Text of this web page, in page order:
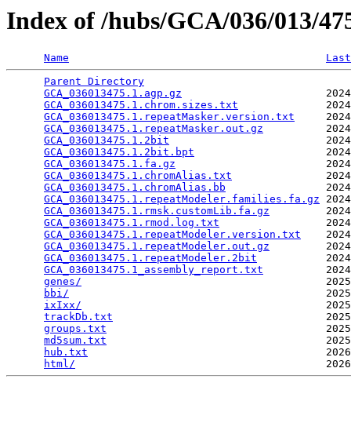
Index of /hubs/GCA/036/013/
Name
Parent Directory
GCA_036013475.1.agp.gz
GCA_036013475.1.chrom.sizes.txt
GCA_036013475.1.repeatMasker.version.txt
GCA_036013475.1.repeatMasker.out.gz
GCA_036013475.1.2bit
GCA_036013475.1.2bit.bpt
GCA_036013475.1.fa.gz
GCA_036013475.1.chromAlias.txt
GCA_036013475.1.chromAlias.bb
GCA_036013475.1.repeatModeler.families.fa.gz
GCA_036013475.1.rmsk.customLib.fa.gz
GCA_036013475.1.rmod.log.txt
GCA_036013475.1.repeatModeler.version.txt
GCA_036013475.1.repeatModeler.out.gz
GCA_036013475.1.repeatModeler.2bit
GCA_036013475.1_assembly_report.txt
genes/
bbi/
ixIxx/
trackDb.txt
groups.txt
md5sum.txt
hub.txt
html/